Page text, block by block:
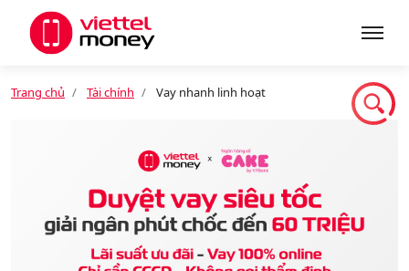
Giới thiệu
Dịch vụ
Trang chủ Tài chính Vay nhanh linh hoạt